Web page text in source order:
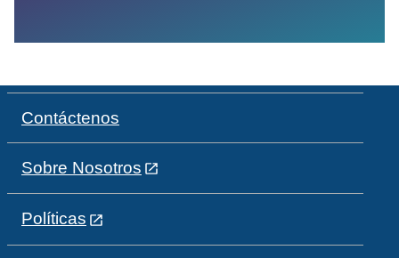
Contáctenos
Sobre Nosotros
Políticas